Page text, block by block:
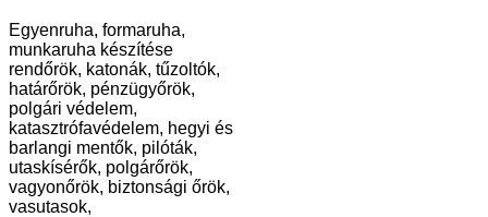
Egyenruha, formaruha,
munkaruha készítése
rendőrök, katonák, tűzoltók,
határőrök, pénzügyőrök,
polgári védelem,
katasztrófavédelem, hegyi és
barlangi mentők, pilóták,
utaskísérők, polgárőrök,
vagyonőrök, biztonsági őrök,
vasutasok,